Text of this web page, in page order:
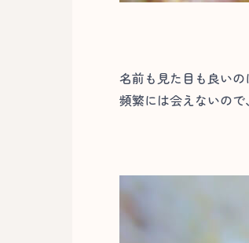
名前も見た目も良い
頻繁には会えないの